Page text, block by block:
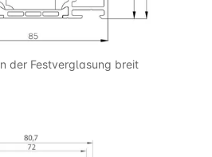
der Festverglasung breit